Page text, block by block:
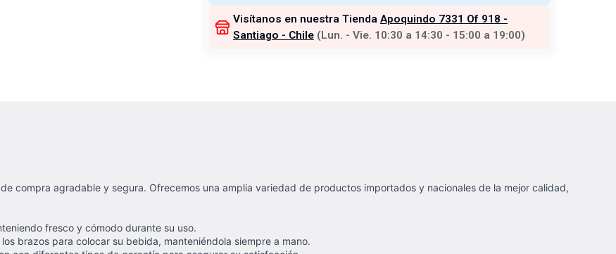
Visítanos en nuestra Tienda Apoquindo 7331 Of 918 -
Santiago - Chile (Lun. - Vie. 10:30 a 14:30 - 15:00 a 19:00)
compra agradable y segura. Ofrecemos una amplia variedad de productos importados y nacionales de la mejor calidad,
fresco y cómodo durante su uso.
brazos para colocar su bebida, manteniéndola siempre a mano.